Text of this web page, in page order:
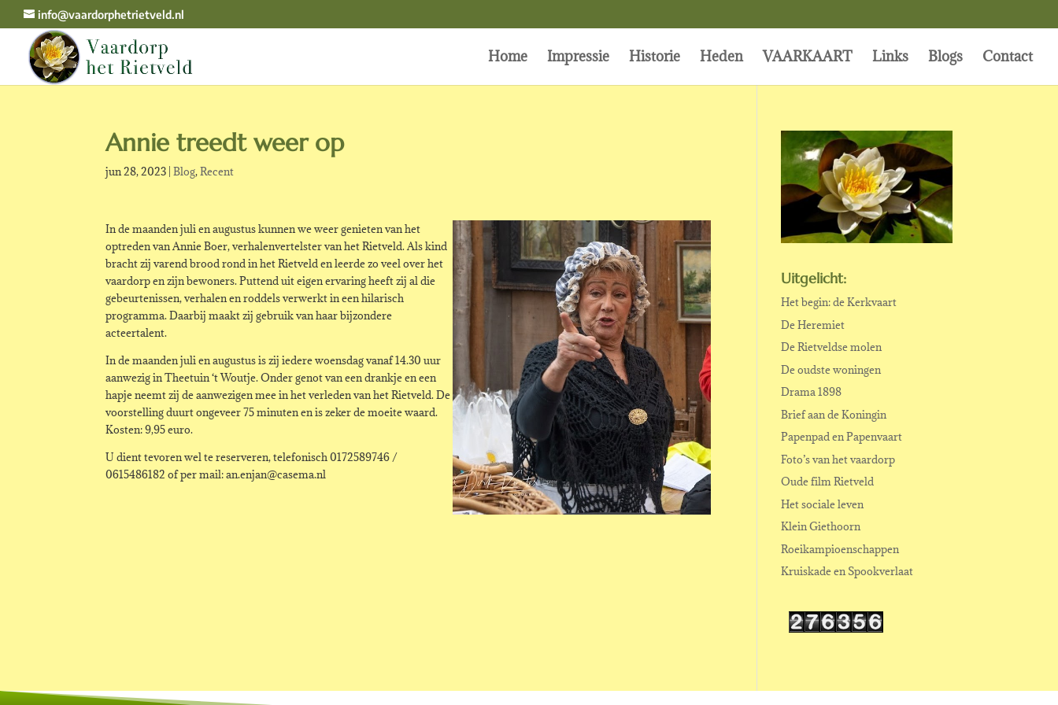
info@vaardorphetrietveld.nl
Home Impressie Historie Heden VAARKAART Links Blogs Contact
Annie treedt weer op
jun 28, 2023 |Blog,Recent
In de maanden juli en augustus kunnen we weer genieten van het
optreden van Annie Boer, verhalenvertelster van het Rietveld. Als kind
bracht zij varend brood rond in het Rietveld en leerde zo veel over het
vaardorp en zijn bewoners. Puttend uit eigen ervaring heeft zij al die
gebeurtenissen, verhalen en roddels verwerkt in een hilarisch
programma. Daarbij maakt zij gebruik van haar bijzondere
acteertalent.
In de maanden juli en augustus is zij iedere woensdag vanaf 14.30 uur
aanwezig in Theetuin ‘t Woutje. Onder genot van een drankje en een
hapje neemt zij de aanwezigen mee in het verleden van het Rietveld. De
voorstelling duurt ongeveer 75 minuten en is zeker de moeite waard.
Kosten: 9,95 euro.
U dient tevoren wel te reserveren, telefonisch 0172589746 /
0615486182 of per mail: an.enjan@casema.nl
Uitgelicht:
Het begin: de Kerkvaart
De Heremiet
De Rietveldse molen
De oudste woningen
Drama 1898
Brief aan de Koningin
Papenpad en Papenvaart
Foto’s van het vaardorp
Oude film Rietveld
Het sociale leven
Klein Giethoorn
Roeikampioenschappen
Kruiskade en Spookverlaat